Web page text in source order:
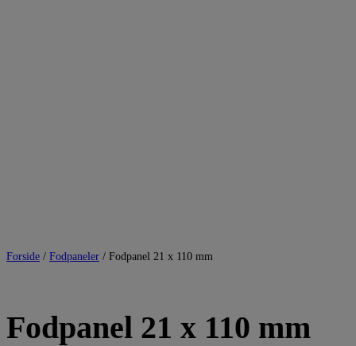
Forside / Fodpaneler / Fodpanel 21 x 110 mm
Fodpanel 21 x 110 mm